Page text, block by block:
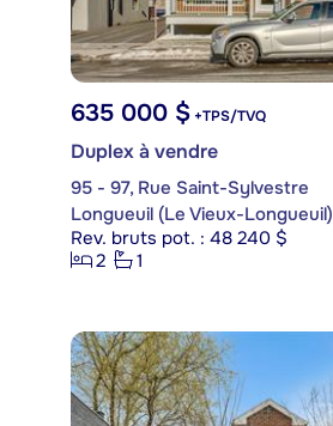
635 000 $ +TPS/TVQ
Duplex à vendre
95 - 97, Rue Saint-Sylvestre
Longueuil (Le Vieux-Longueuil)
Rev. bruts pot. : 48 240 $
2
1